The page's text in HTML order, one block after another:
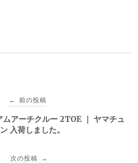
← 前の投稿
アーチクルー 2TOE ｜ ヤマチュ
入荷しました。
次の投稿 →